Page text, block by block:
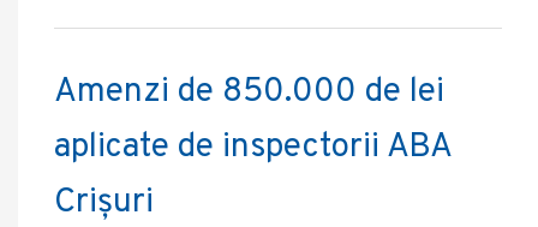
Amenzi de 850.000 de lei
aplicate de inspectorii ABA
Crișuri